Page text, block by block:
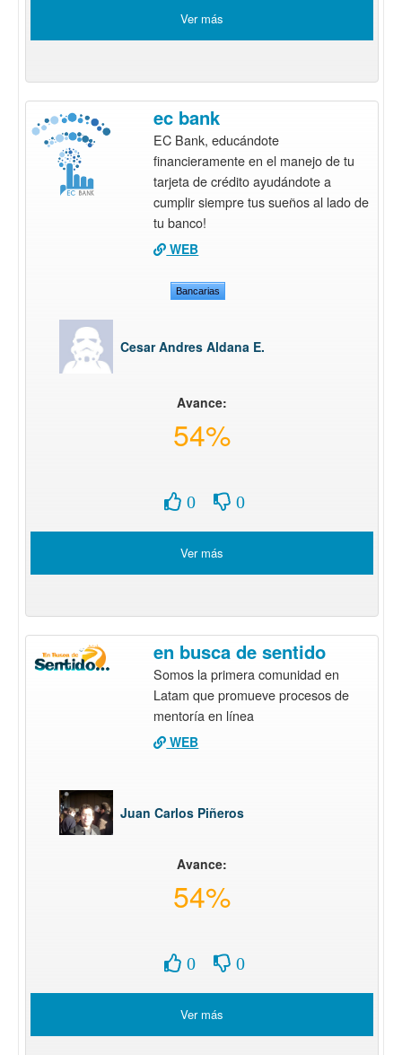
Ver más
ec bank
EC Bank, educándote
financieramente en el manejo de tu
tarjeta de crédito ayudándote a
cumplir siempre tus sueños al lado de
tu banco!
WEB
Bancarias
Cesar Andres Aldana E.
Avance:
54%
0 0
Ver más
en busca de sentido
Somos la primera comunidad en
Latam que promueve procesos de
mentoría en línea
WEB
Juan Carlos Piñeros
Avance:
54%
0 0
Ver más